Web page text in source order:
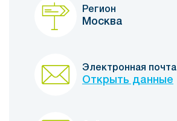
Регион
Москва
Электронная почта
Открыть данные